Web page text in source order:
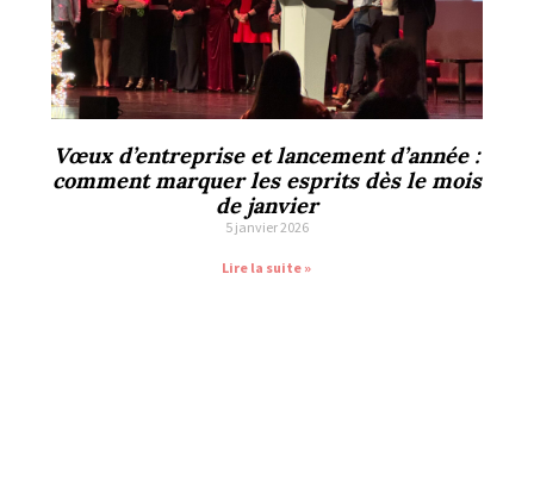
Vœux d’entreprise et lancement d’année :
comment marquer les esprits dès le mois
de janvier
5 janvier 2026
Lire la suite »